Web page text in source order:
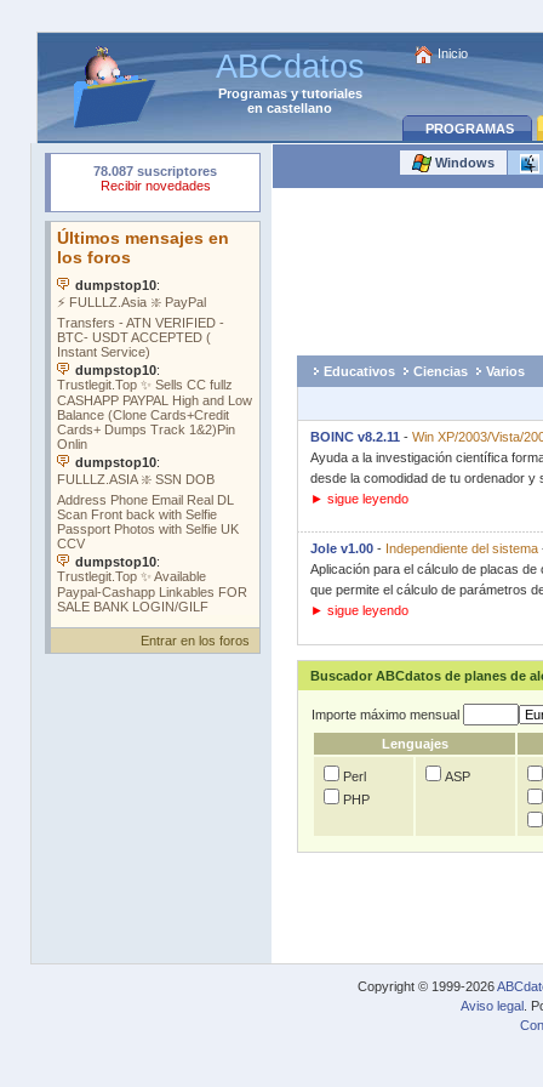
ABCdatos
Programasytutoriales
en castellano
Inicio
PROGRAMAS
Entrar en los foros
Windows
Educativos Ciencias Varios
BOINC v8.2.11 - Win XP/2003/Vista/
Ayuda a la investigación científica
desde la comodidad de tu ordenador y
► sigue leyendo
Jole v1.00 - Independiente del sistema
Aplicación para el cálculo de placas
que permite el cálculo de parámetros
► sigue leyendo
Buscador ABCdatos de planes de
Importe máximo mensual
Lenguajes
Perl
PHP
ASP
Copyright © 1999-2026
Aviso legal .